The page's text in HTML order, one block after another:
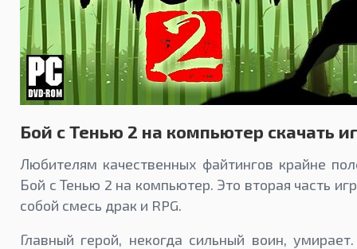
Бой с Тенью 2 на компьютер скачать
Любителям качественных файтингов крайне
Бой с Тенью 2 на компьютер. Это вторая часть
собой смесь драк и RPG.
Главный герой, некогда сильный воин,